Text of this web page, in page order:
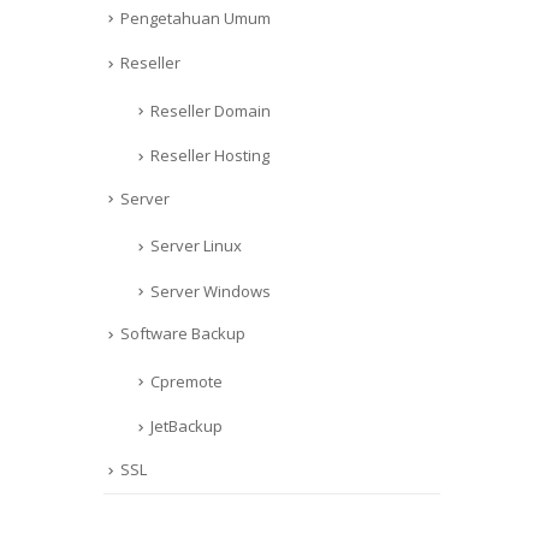
Pengetahuan Umum
Reseller
Reseller Domain
Reseller Hosting
Server
Server Linux
Server Windows
Software Backup
Cpremote
JetBackup
SSL